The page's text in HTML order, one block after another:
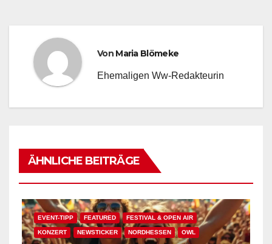
Von Maria Blömeke
Ehemaligen Ww-Redakteurin
ÄHNLICHE BEITRÄGE
EVENT-TIPP FEATURED FESTIVAL & OPEN AIR
KONZERT NEWSTICKER NORDHESSEN OWL